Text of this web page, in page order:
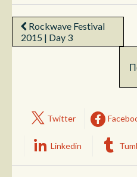
Rockwave Festival
2015 | Day 3
Twitter
Linkedin